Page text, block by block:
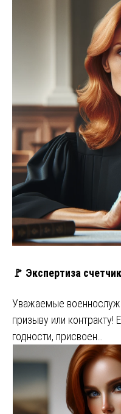
🚩 Экспертиза
Уважаемые
призыву или контракту!
годности, присвоен…